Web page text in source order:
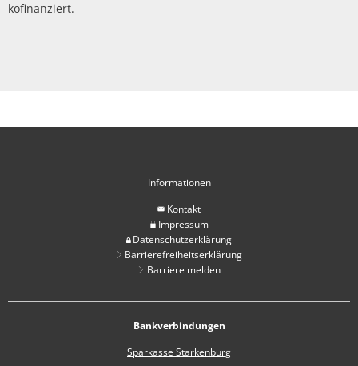
kofinanziert.
Informationen
Kontakt
Impressum
Datenschutzerklärung
Barrierefreiheitserklärung
Barriere melden
Bankverbindungen
Sparkasse Starkenburg